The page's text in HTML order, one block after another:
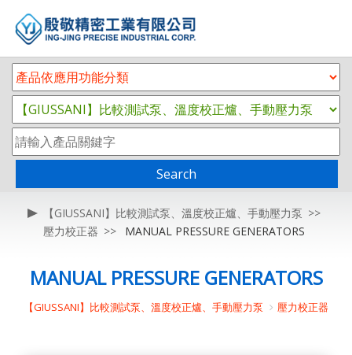
Search
【GIUSSANI】比較測試泵、溫度校正爐、手動壓力泵
壓力校正器
MANUAL PRESSURE GENERATORS
MANUAL PRESSURE GENERATORS
【GIUSSANI】比較測試泵、溫度校正爐、手動壓力泵 壓力校正器